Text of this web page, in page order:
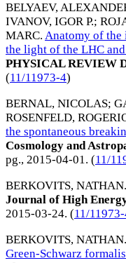
BELYAEV,
IVANOV, IGOR P.;
MARC. Anatomy of
the light of the LHC
PHYSICAL REVIEW
(11/11973-4)
BERNAL, NICOLAS;
ROSENFELD,
the spontaneous
Cosmology and
pg., 2015-04-01. (11/
BERKOVITS, NATHAN.
Journal of High
2015-03-24. (11/
BERKOVITS, NATHAN.
Green-Schwarz